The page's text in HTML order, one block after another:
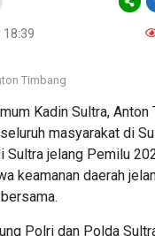
18:39
Timbang
Kadin Sultra, Anton
masyarakat di
Sultra jelang Pemilu
keamanan daerah
Polri dan Polda